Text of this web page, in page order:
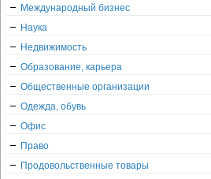
Международный бизнес
Наука
Недвижимость
Образование, карьера
Общественные организации
Одежда, обувь
Офис
Право
Продовольственные товары